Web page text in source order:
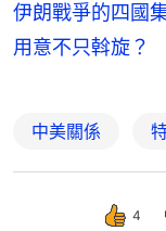
伊朗戰爭的四國
用意不只斡旋？
中美關係
4